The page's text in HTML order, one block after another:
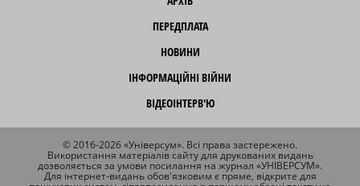
ПЕРЕДПЛАТА
НОВИНИ
ІНФОРМАЦІЙНІ ВІЙНИ
ВІДЕОІНТЕРВ'Ю
© 2016-2026 «Універсум». Всі права застережено.
Використання матеріалів сайту для друкованих видань
дозволяється за умови посилання на журнал «УНІВЕРСУМ».
Для інтернет-видань обов'язковим є пряме, відкрите для